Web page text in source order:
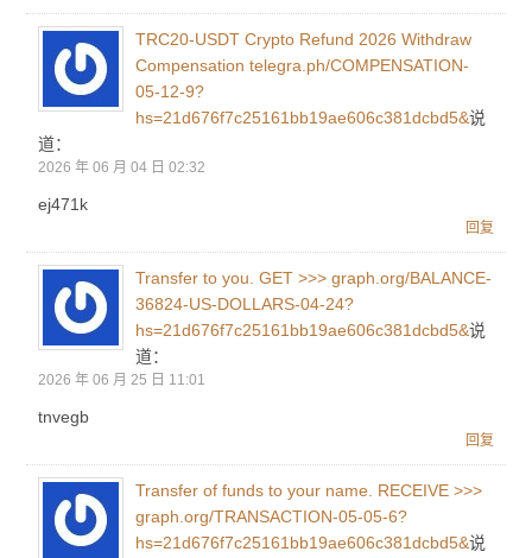
TRC20-USDT Crypto Refund 2026 Withdraw
Compensation telegra.ph/COMPENSATION-
05-12-9?
hs=21d676f7c25161bb19ae606c381dcbd5&说
道：
2026 年 06 月 04 日 02:32
ej471k
回复
Transfer to you. GET >>> graph.org/BALANCE-
36824-US-DOLLARS-04-24?
hs=21d676f7c25161bb19ae606c381dcbd5&说
道：
2026 年 06 月 25 日 11:01
tnvegb
回复
Transfer of funds to your name. RECEIVE >>>
graph.org/TRANSACTION-05-05-6?
hs=21d676f7c25161bb19ae606c381dcbd5&说